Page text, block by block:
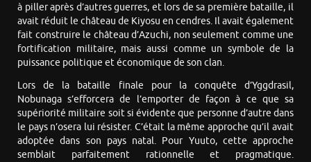
à piller après d’autres guerres, et lors de sa première bataille, il
avait réduit le château de Kiyosu en cendres. Il avait également
fait construire le château d’Azuchi, non seulement comme une
fortification militaire, mais aussi comme un symbole de la
puissance politique et économique de son clan.
Lors de la bataille finale pour la conquête d’Yggdrasil,
Nobunaga s’efforcera de l’emporter de façon à ce que sa
supériorité militaire soit si évidente que personne d’autre dans
le pays n’osera lui résister. C’était la même approche qu’il avait
adoptée dans son pays natal. Pour Yuuto, cette approche
semblait parfaitement rationnelle et pragmatique.